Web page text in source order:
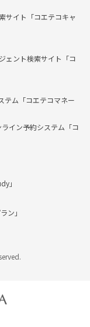
サイト「コエテコキャ
ェント検索サイト「コ
テム「コエテコマネー
イン予約システム「コ
」
ン」